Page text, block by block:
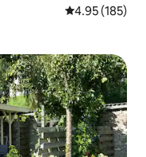
從 185 則評價
4.95 (185)